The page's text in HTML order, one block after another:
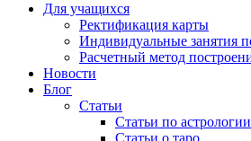
Для учащихся
Ректификация карты
Индивидуальные занятия
Расчетный метод
Новости
Блог
Статьи
Статьи по астрологии
Статьи о таро